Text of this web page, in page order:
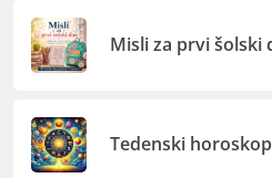
Misli za prvi šolski
Tedenski